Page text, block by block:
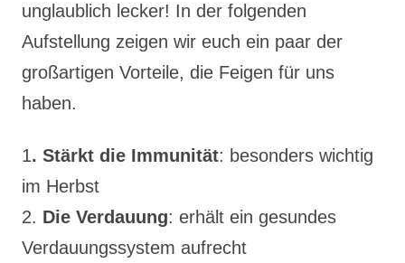
unglaublich lecker! In der folgenden
Aufstellung zeigen wir euch ein paar der
großartigen Vorteile, die Feigen für uns
haben.
1. Stärkt die Immunität: besonders wichtig
im Herbst
2. Die Verdauung: erhält ein gesundes
Verdauungssystem aufrecht